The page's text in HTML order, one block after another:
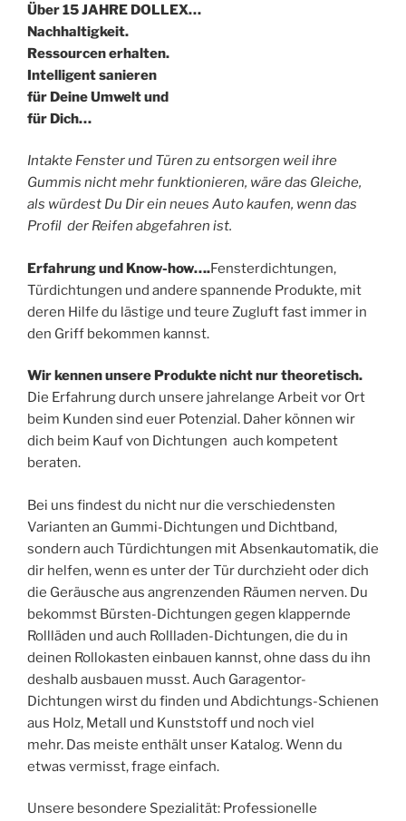
Über 15 JAHRE DOLLEX…
Nachhaltigkeit.
Ressourcen erhalten.
Intelligent sanieren
für Deine Umwelt und
für Dich…
Intakte Fenster und Türen zu entsorgen weil ihre
Gummis nicht mehr funktionieren, wäre das Gleiche,
als würdest Du Dir ein neues Auto kaufen, wenn das
Profil der Reifen abgefahren ist.
Erfahrung und Know-how….Fensterdichtungen,
Türdichtungen und andere spannende Produkte, mit
deren Hilfe du lästige und teure Zugluft fast immer in
den Griff bekommen kannst.
Wir kennen unsere Produkte nicht nur theoretisch.
Die Erfahrung durch unsere jahrelange Arbeit vor Ort
beim Kunden sind euer Potenzial. Daher können wir
dich beim Kauf von Dichtungen auch kompetent
beraten.
Bei uns findest du nicht nur die verschiedensten
Varianten an Gummi-Dichtungen und Dichtband,
sondern auch Türdichtungen mit Absenkautomatik, die
dir helfen, wenn es unter der Tür durchzieht oder dich
die Geräusche aus angrenzenden Räumen nerven. Du
bekommst Bürsten-Dichtungen gegen klappernde
Rollläden und auch Rollladen-Dichtungen, die du in
deinen Rollokasten einbauen kannst, ohne dass du ihn
deshalb ausbauen musst. Auch Garagentor-
Dichtungen wirst du finden und Abdichtungs-Schienen
aus Holz, Metall und Kunststoff und noch viel
mehr. Das meiste enthält unser Katalog. Wenn du
etwas vermisst, frage einfach.
Unsere besondere Spezialität: Professionelle